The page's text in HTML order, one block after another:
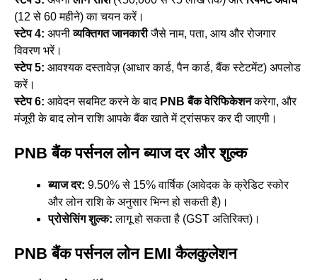
(12 से 60 महीने) का चयन करें।
स्टेप 4: अपनीव्यक्तिगत जानकारीजैसे नाम, पता, आय और रोजगार
विवरण भरें।
स्टेप 5: आवश्यक दस्तावेज़ (आधार कार्ड, पैन कार्ड, बैंक स्टेटमेंट) अपलोड
करें।
स्टेप 6: आवेदन सबमिट करने के बाद PNBबैंक वेरिफिकेशनकरेगा, और
मंजूरी के बाद लोन राशि आपके बैंक खाते में ट्रांसफर कर दी जाएगी।
PNB बैंक पर्सनल लोन ब्याज दर और शुल्क
ब्याज दर: 9.50% से 15% वार्षिक (आवेदक के क्रेडिट स्कोर
और लोन राशि के अनुसार भिन्न हो सकती है)।
प्रोसेसिंग शुल्क: लागू हो सकता है (GST अतिरिक्त)।
PNB बैंक पर्सनल लोन EMI कैलकुलेशन